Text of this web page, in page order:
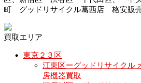
町 グッドリサイクル葛西店 格安販
買取エリア
東京２３区
江東区ーグッドリサイクル
房機器買取